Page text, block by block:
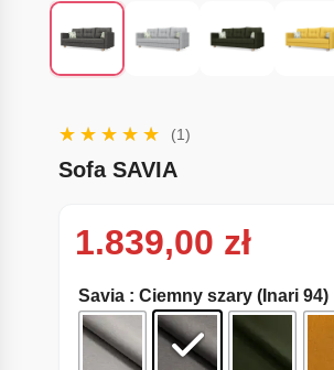
(1)
Sofa SAVIA
1.839,00 zł
Savia : Ciemny szary (Inari 94)